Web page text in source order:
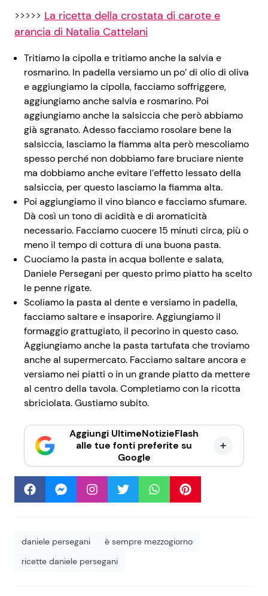
>>>>> La ricetta della crostata di carote e
arancia di Natalia Cattelani
Tritiamo la cipolla e tritiamo anche la salvia e
rosmarino. In padella versiamo un po’ di olio di oliva
e aggiungiamo la cipolla, facciamo soffriggere,
aggiungiamo anche salvia e rosmarino. Poi
aggiungiamo anche la salsiccia che però abbiamo
già sgranato. Adesso facciamo rosolare bene la
salsiccia, lasciamo la fiamma alta però mescoliamo
spesso perché non dobbiamo fare bruciare niente
ma dobbiamo anche evitare l’effetto lessato della
salsiccia, per questo lasciamo la fiamma alta.
Poi aggiungiamo il vino bianco e facciamo sfumare.
Dà così un tono di acidità e di aromaticità
necessario. Facciamo cuocere 15 minuti circa, più o
meno il tempo di cottura di una buona pasta.
Cuociamo la pasta in acqua bollente e salata,
Daniele Persegani per questo primo piatto ha scelto
le penne rigate.
Scoliamo la pasta al dente e versiamo in padella,
facciamo saltare e insaporire. Aggiungiamo il
formaggio grattugiato, il pecorino in questo caso.
Aggiungiamo anche la pasta tartufata che troviamo
anche al supermercato. Facciamo saltare ancora e
versiamo nei piatti o in un grande piatto da mettere
al centro della tavola. Completiamo con la ricotta
sbriciolata. Gustiamo subito.
Aggiungi UltimeNotizieFlash
alle tue fonti preferite su
Google
daniele persegani
è sempre mezzogiorno
ricette daniele persegani